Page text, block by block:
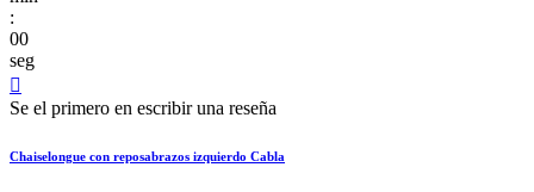
:
00
seg

Se el primero en escribir una reseña
Chaiselongue con reposabrazos izquierdo Cabla